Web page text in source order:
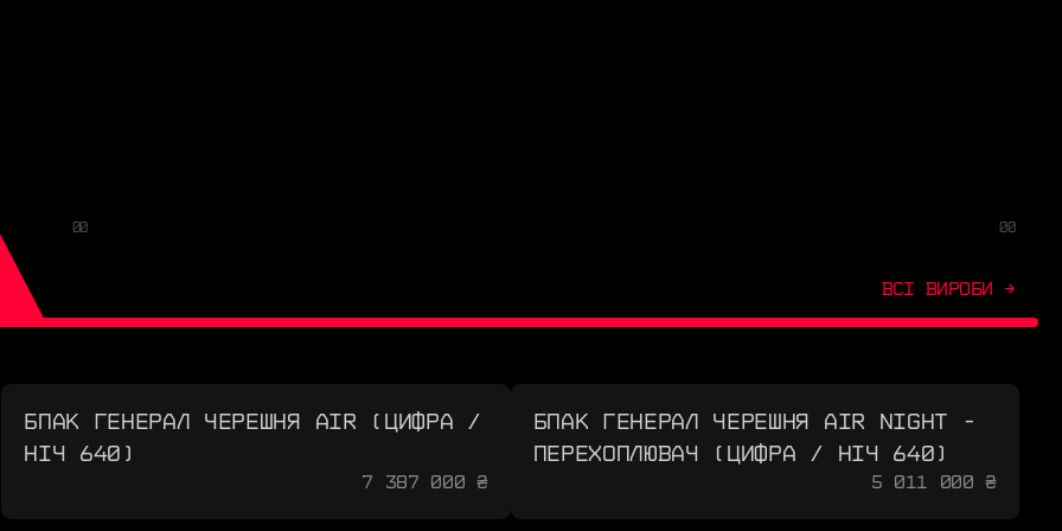
00 00
ВСІ ВИРОБИ →
БПАК ГЕНЕРАЛ ЧЕРЕШНЯ AIR (ЦИФРА /
НІЧ 640)
7 387 000 ₴
БПАК ГЕНЕРАЛ ЧЕРЕШНЯ AIR NIGHT -
ПЕРЕХОПЛЮВАЧ (ЦИФРА / НІЧ 640)
5 011 000 ₴